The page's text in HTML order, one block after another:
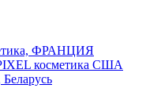
ФРАНЦИЯ
косметика США